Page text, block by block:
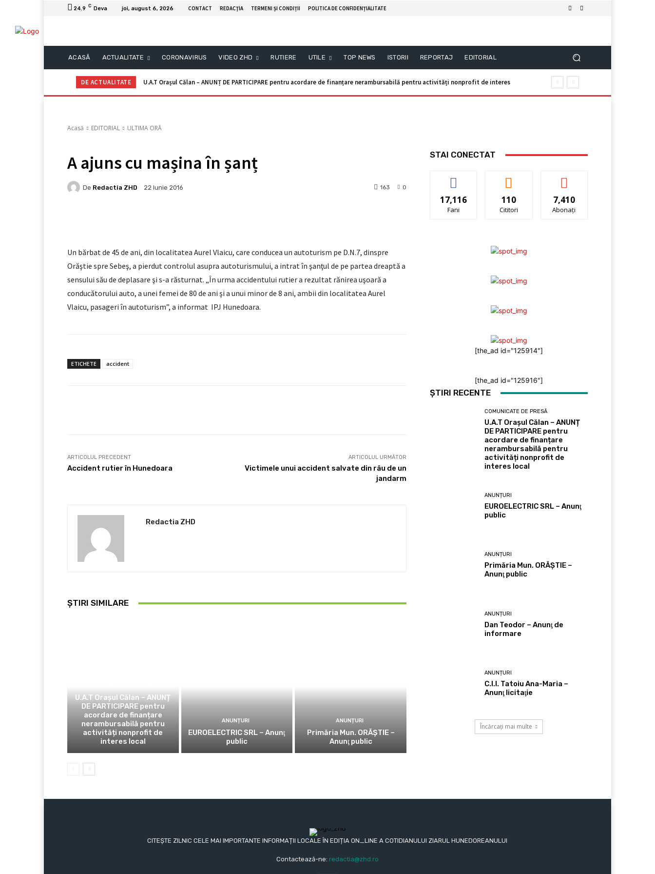
24.9 C Deva joi, august 6, 2026 CONTACT REDACŢIA TERMENI ȘI CONDIȚII POLITICA DE CONFIDENȚIALITATE
ACASĂ ACTUALITATE CORONAVIRUS VIDEO ZHD RUTIERE UTILE TOP NEWS ISTORII REPORTAJ EDITORIAL
DE ACTUALITATE
U.A.T Orașul Călan – ANUNȚ DE PARTICIPARE pentru acordare de finanțare nerambursabilă pentru activități nonprofit de interes
local
Acasă EDITORIAL ULTIMA ORĂ
A ajuns cu mașina în șanț
De Redactia ZHD 22 Iunie 2016 0
163
Un bărbat de 45 de ani, din localitatea Aurel Vlaicu, care conducea un autoturism pe D.N.7, dinspre
Orăştie spre Sebeş, a pierdut controlul asupra autoturismului, a intrat în şanţul de pe partea dreaptă a
sensului său de deplasare şi s-a răsturnat. „În urma accidentului rutier a rezultat rănirea uşoară a
conducătorului auto, a unei femei de 80 de ani şi a unui minor de 8 ani, ambii din localitatea Aurel
Vlaicu, pasageri în autoturism”, a informat IPJ Hunedoara.
ETICHETE accident
ARTICOLUL PRECEDENT
Accident rutier în Hunedoara
ARTICOLUL URMĂTOR
Victimele unui accident salvate din râu de un
jandarm
Redactia ZHD
ȘTIRI SIMILARE
U.A.T Orașul Călan – ANUNȚ
DE PARTICIPARE pentru
acordare de finanțare
nerambursabilă pentru
activități nonprofit de
interes local
ANUNȚURI
EUROELECTRIC SRL – Anunţ
public
ANUNȚURI
Primăria Mun. ORĂȘTIE –
Anunţ public
STAI CONECTAT
17,116
Fani
110
Cititori
7,410
Abonați
[the_ad id="125914"]
[the_ad id="125916"]
ȘTIRI RECENTE
COMUNICATE DE PRESĂ
U.A.T Orașul Călan – ANUNȚ
DE PARTICIPARE pentru
acordare de finanțare
nerambursabilă pentru
activități nonprofit de
interes local
ANUNȚURI
EUROELECTRIC SRL – Anunţ
public
ANUNȚURI
Primăria Mun. ORĂȘTIE –
Anunţ public
ANUNȚURI
Dan Teodor – Anunţ de
informare
ANUNȚURI
C.I.I. Tatoiu Ana-Maria –
Anunţ licitaţie
Încărcați mai multe
CITEȘTE ZILNIC CELE MAI IMPORTANTE INFORMAȚII LOCALE ÎN EDIȚIA ON_LINE A COTIDIANULUI ZIARUL HUNEDOREANULUI
Contactează-ne: redactia@zhd.ro